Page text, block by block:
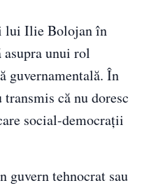
lui Ilie Bolojan în
unui rol
guvernamentală. În
că nu doresc
social-democrații
guvern tehnocrat sau